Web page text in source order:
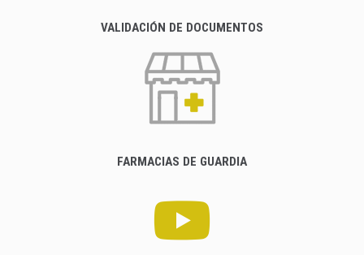
VALIDACIÓN DE DOCUMENTOS
FARMACIAS DE GUARDIA